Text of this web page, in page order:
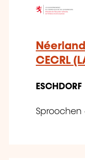
CECRL
ESCHDORF
Sproochen